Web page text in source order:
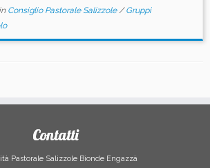
Consiglio Pastorale Salizzole/Gruppi
Contatti
Pastorale Salizzole Bionde Engazzà